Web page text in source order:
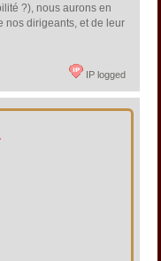
?), nous aurons en
nos dirigeants, et de leur
IP logged